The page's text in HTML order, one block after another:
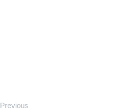
Previous